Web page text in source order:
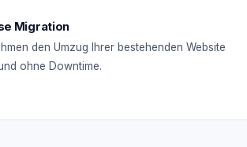
Migration
den Umzug Ihrer bestehenden Website
ohne Downtime.